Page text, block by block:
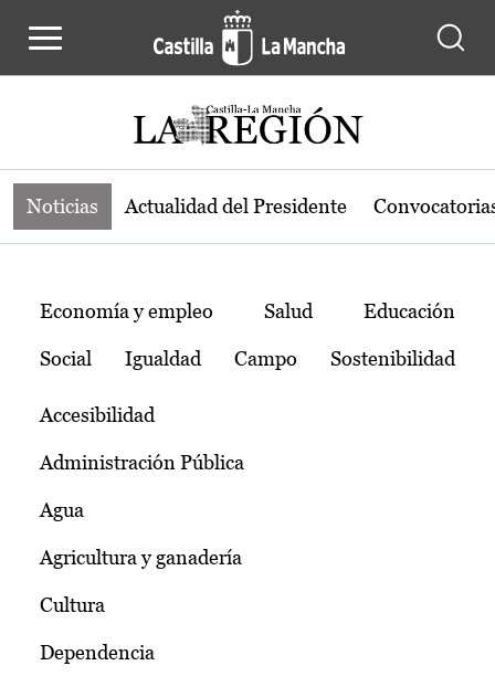
Noticias de la región de Castilla-La
Noticias Actualidad del Presidente
Temas
Economía y empleo Salud Educación
Social Igualdad Campo Sostenibilidad
Accesibilidad
Administración Pública
Agua
Agricultura y ganadería
Cultura
Dependencia